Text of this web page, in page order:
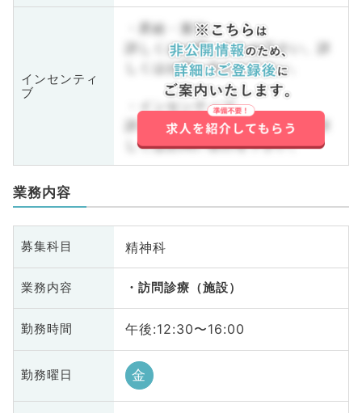
インセンティ
ブ
・昇給・賞与
詳しくはお問い合わせ下さい。詳
しくはお問い合わせ下さい。
・インセンティブ
詳しくはお問い合わせ下さい。詳
しくはお問い合わせ下さい。
業務内容
募集科目 精神科
業務内容 訪問診療（施設）
勤務時間 午後:12:30〜16:00
勤務曜日 金